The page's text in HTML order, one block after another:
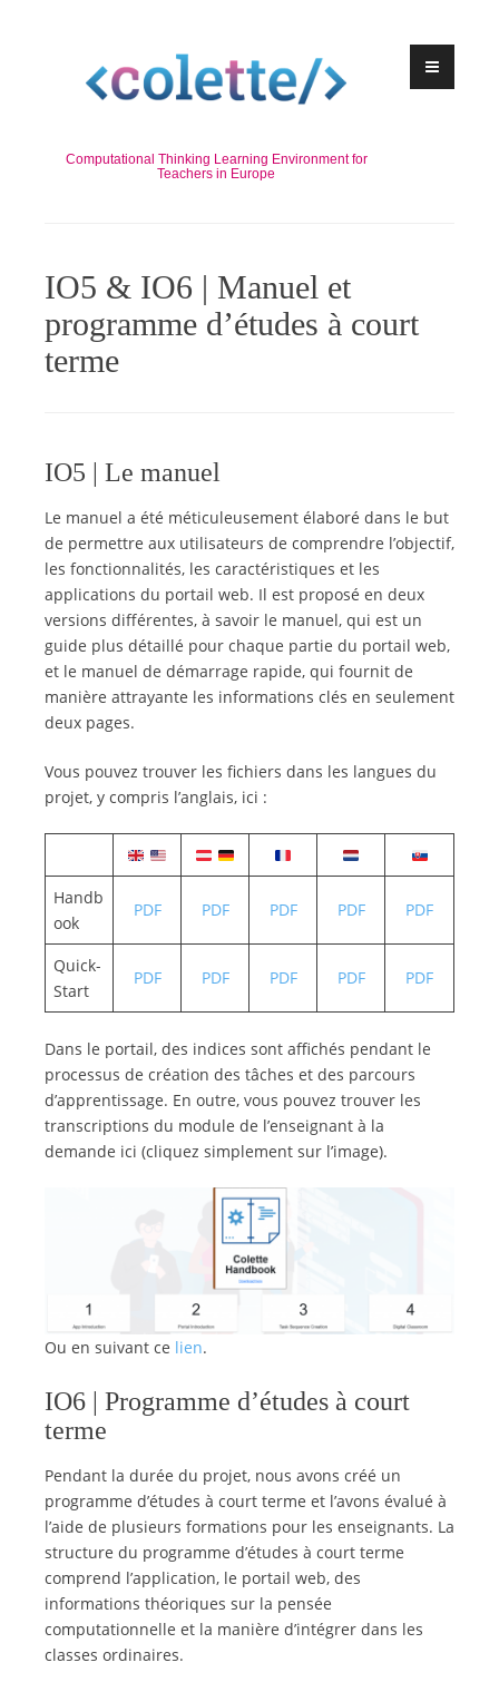
Computational Thinking Learning Environment for
Teachers in Europe
IO5 & IO6 | Manuel et
programme d’études à court
terme
IO5 | Le manuel
Le manuel a été méticuleusement élaboré dans le but
de permettre aux utilisateurs de comprendre l’objectif,
les fonctionnalités, les caractéristiques et les
applications du portail web. Il est proposé en deux
versions différentes, à savoir le manuel, qui est un
guide plus détaillé pour chaque partie du portail web,
et le manuel de démarrage rapide, qui fournit de
manière attrayante les informations clés en seulement
deux pages.
Vous pouvez trouver les fichiers dans les langues du
projet, y compris l’anglais, ici :
Handb
ook
PDF PDF PDF PDF PDF
Quick-
Start
PDF PDF PDF PDF PDF
Dans le portail, des indices sont affichés pendant le
processus de création des tâches et des parcours
d’apprentissage. En outre, vous pouvez trouver les
transcriptions du module de l’enseignant à la
demande ici (cliquez simplement sur l’image).
Ou en suivant ce lien.
IO6 | Programme d’études à court
terme
Pendant la durée du projet, nous avons créé un
programme d’études à court terme et l’avons évalué à
l’aide de plusieurs formations pour les enseignants. La
structure du programme d’études à court terme
comprend l’application, le portail web, des
informations théoriques sur la pensée
computationnelle et la manière d’intégrer dans les
classes ordinaires.